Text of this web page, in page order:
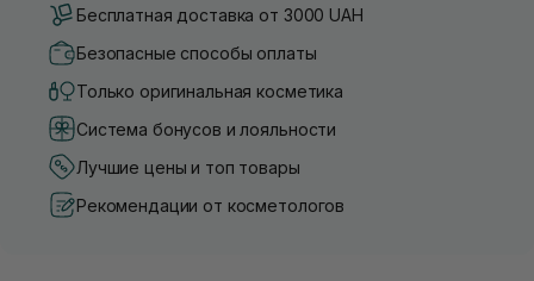
Бесплатная доставка от 3000 UAH
Безопасные способы оплаты
Только оригинальная косметика
Система бонусов и лояльности
Лучшие цены и топ товары
Рекомендации от косметологов